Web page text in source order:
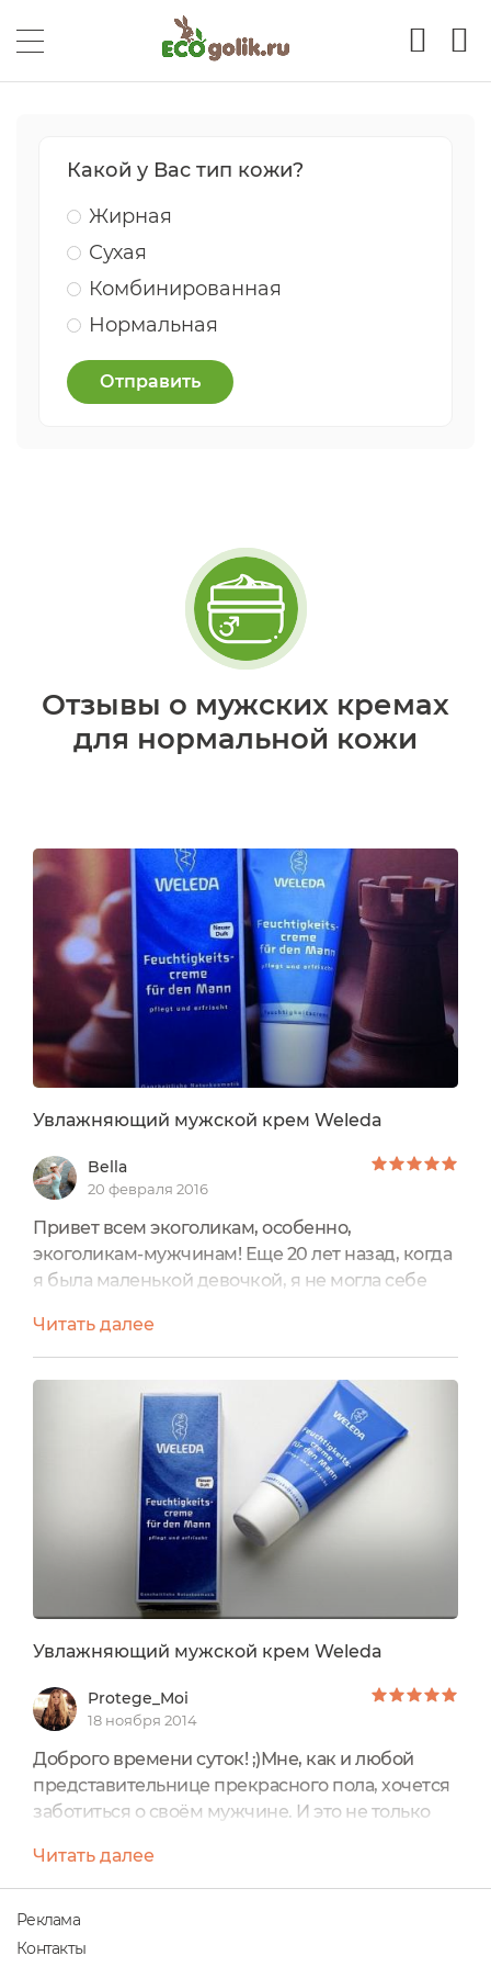
Какой у Вас тип кожи?
Жирная
Сухая
Комбинированная
Нормальная
Отправить
Отзывы о мужских кремах
для нормальной кожи
Увлажняющий мужской крем Weleda
Bella
20 февраля 2016
Привет всем экоголикам, особенно,
экоголикам-мужчинам! Еще 20 лет назад, когда
я была маленькой девочкой, я не могла себе
кремом для лица. Но косметическая
промышленность шагает семимильными
шагами, и вот я сама добровольно выбираю
крем для лица своему мужу.Какими
критериями я руководствуюсь? Крем должен
быть натуральным и безопасным, лучше, если
органическим...
Читать далее
Увлажняющий мужской крем Weleda
Protege_Moi
18 ноября 2014
Доброго времени суток! ;)Мне, как и любой
представительнице прекрасного пола, хочется
заботиться о своём мужчине. И это не только
вкусной пищи, поддержания здоровья....но и
сохранение молодости и здоровья
кожи.Многие мужчины не склонны ухаживать
за собой кремами и прочими атрибутами,
Читать далее
Реклама
Контакты